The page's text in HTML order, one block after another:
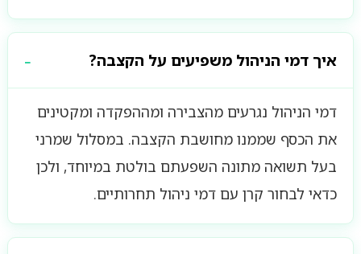
איך דמי הניהול משפיעים על הקצבה?
דמי הניהול נגרעים מהצבירה ומההפקדה ומקטינים
את הכסף שממנו מחושבת הקצבה. במסלול שמרני
בעל תשואה מתונה השפעתם בולטת במיוחד, ולכן
כדאי לבחור קרן עם דמי ניהול תחרותיים.